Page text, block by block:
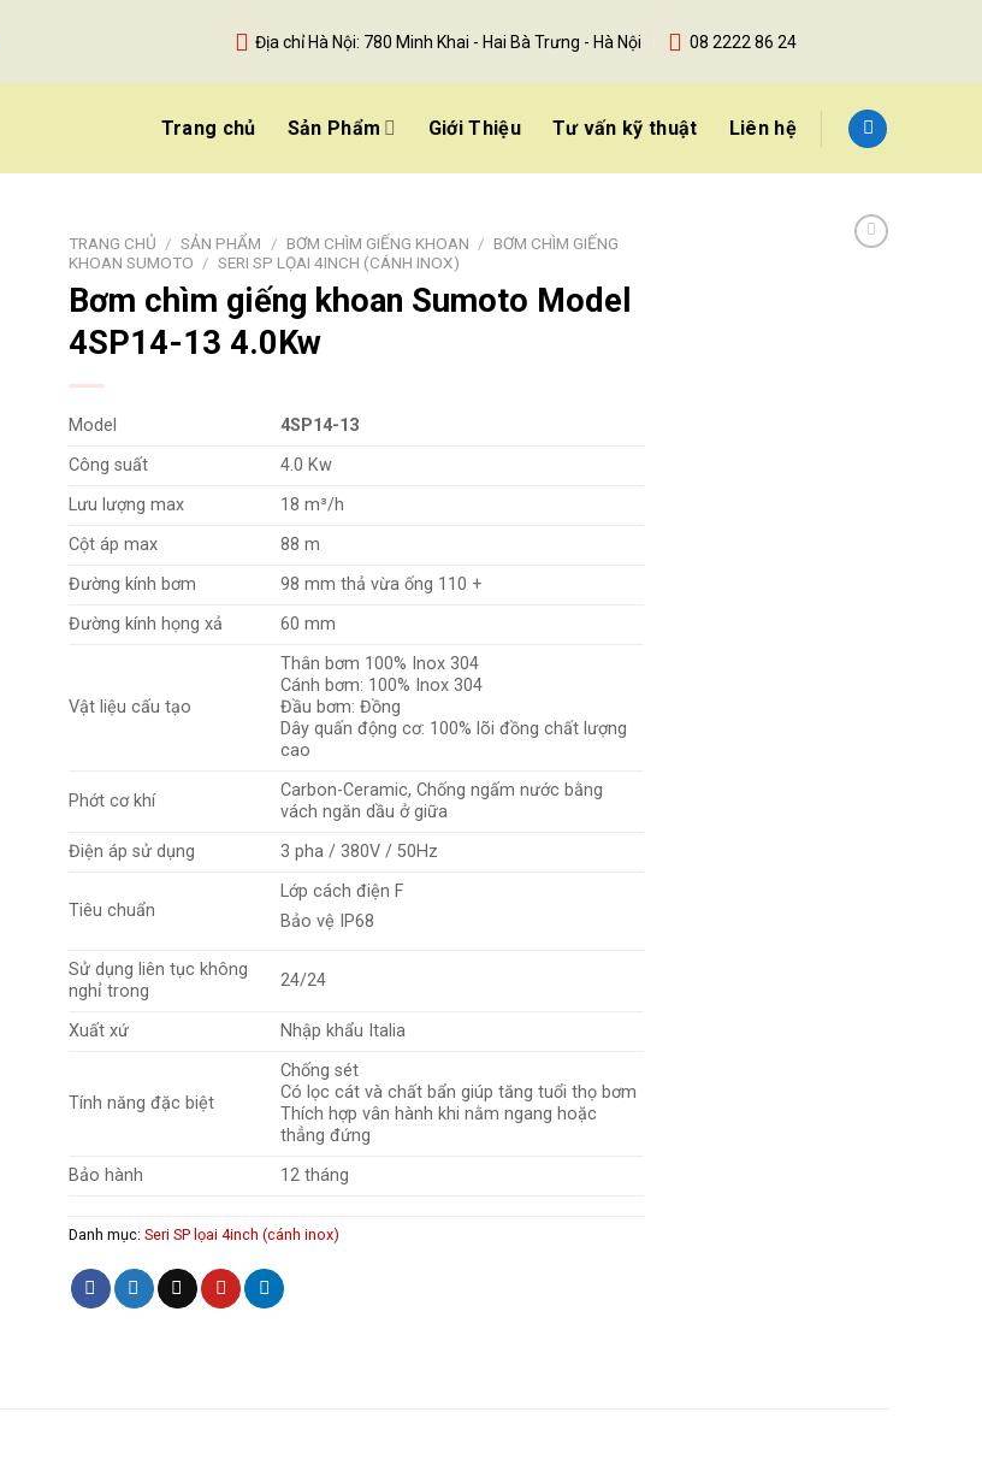
Địa chỉ Hà Nội: 780 Minh Khai - Hai Bà Trưng - Hà Nội 08 2222 86 24
Trang chủ Sản Phẩm Giới Thiệu Tư vấn kỹ thuật Liên hệ
TRANG CHỦ / SẢN PHẨM / BƠM CHÌM GIẾNG KHOAN / BƠM CHÌM GIẾNG
KHOAN SUMOTO / SERI SP LỌAI 4INCH (CÁNH INOX)
Bơm chìm giếng khoan Sumoto Model
4SP14-13 4.0Kw
Model
4SP14-13
Công suất
4.0 Kw
Lưu lượng max
18 m³/h
Cột áp max
88 m
Đường kính bơm
98 mm thả vừa ống 110 +
Đường kính họng xả
60 mm
Vật liệu cấu tạo
Thân bơm 100% Inox 304
Cánh bơm: 100% Inox 304
Đầu bơm: Đồng
Dây quấn động cơ: 100% lõi đồng chất lượng
cao
Phớt cơ khí
Carbon-Ceramic, Chống ngấm nước bằng
vách ngăn dầu ở giữa
Điện áp sử dụng
3 pha / 380V / 50Hz
Tiêu chuẩn
Lớp cách điện F
Bảo vệ IP68
Sử dụng liên tục không
nghỉ trong
24/24
Xuất xứ Nhập khẩu Italia
Tính năng đặc biệt
Chống sét
Có lọc cát và chất bẩn giúp tăng tuổi thọ bơm
Thích hợp vân hành khi nằm ngang hoặc
thẳng đứng
Bảo hành
12 tháng
Danh mục:Seri SP lọai 4inch (cánh inox)